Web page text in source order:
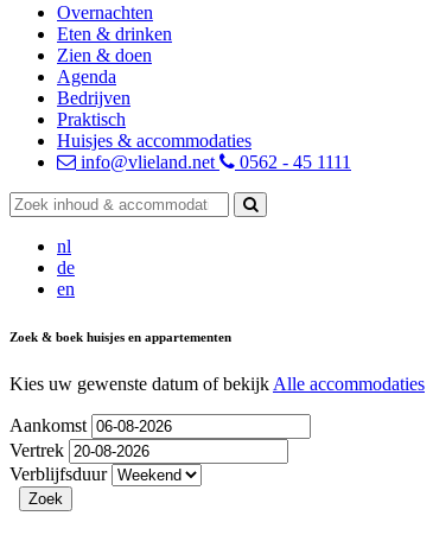
Overnachten
Eten & drinken
Zien & doen
Agenda
Bedrijven
Praktisch
Huisjes & accommodaties
info@vlieland.net
0562 - 45 1111
nl
de
en
Zoek & boek huisjes en appartementen
Kies uw gewenste datum of bekijk Alle accommodaties
Aankomst
Vertrek
Verblijfsduur